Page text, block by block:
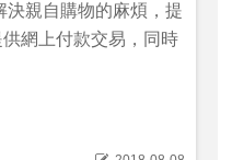
親自購物的麻煩，提
網上付款交易，同時